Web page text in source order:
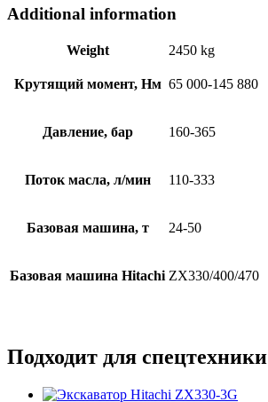
Additional information
Weight 2450 kg
Крутящий момент, Нм 65 000-145 880
Давление, бар 160-365
Поток масла, л/мин 110-333
Базовая машина, т 24-50
Базовая машина Hitachi ZX330/400/470
Подходит для спецтехники